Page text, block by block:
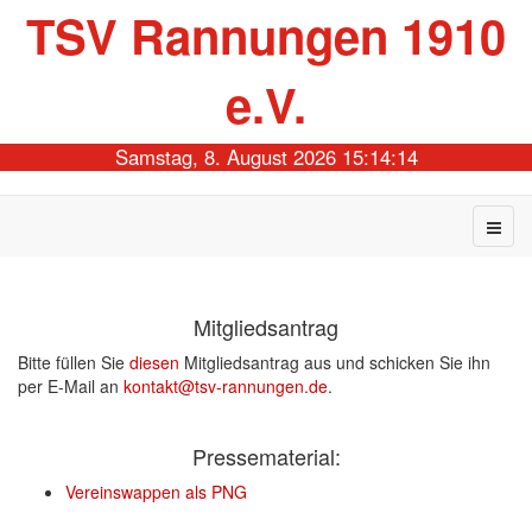
TSV Rannungen 1910
e.V.
Samstag, 8. August 2026 15:14:14
Mitgliedsantrag
Bitte füllen Sie diesen Mitgliedsantrag aus und schicken Sie ihn
per E-Mail an kontakt@tsv-rannungen.de.
Pressematerial:
Vereinswappen als PNG